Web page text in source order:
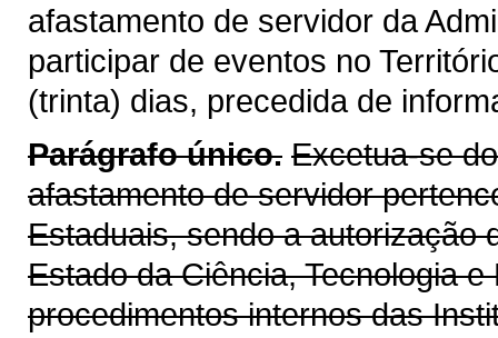
afastamento de servidor da
participar de eventos no
(trinta) dias, precedida de
Parágrafo único. Excetua-se
afastamento de servidor
Estaduais, sendo a autorização
Estado da Ciência, Tecnologia
procedimentos internos das